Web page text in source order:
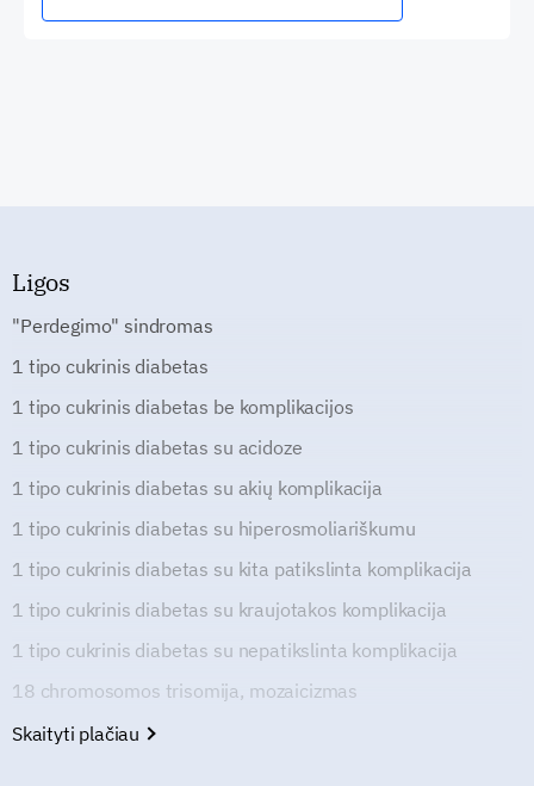
Ligos
"Perdegimo" sindromas
1 tipo cukrinis diabetas
1 tipo cukrinis diabetas be komplikacijos
1 tipo cukrinis diabetas su acidoze
1 tipo cukrinis diabetas su akių komplikacija
1 tipo cukrinis diabetas su hiperosmoliariškumu
1 tipo cukrinis diabetas su kita patikslinta komplikacija
1 tipo cukrinis diabetas su kraujotakos komplikacija
1 tipo cukrinis diabetas su nepatikslinta komplikacija
18 chromosomos trisomija, mozaicizmas
Skaityti plačiau